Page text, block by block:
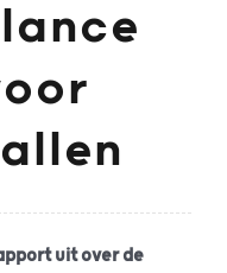
uit over de